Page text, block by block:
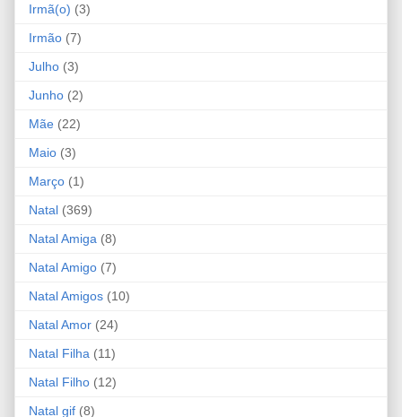
Irmã(o) (3)
Irmão (7)
Julho (3)
Junho (2)
Mãe (22)
Maio (3)
Março (1)
Natal (369)
Natal Amiga (8)
Natal Amigo (7)
Natal Amigos (10)
Natal Amor (24)
Natal Filha (11)
Natal Filho (12)
Natal gif (8)